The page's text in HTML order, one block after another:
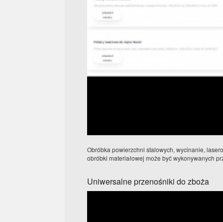
Obróbka powierzchni stalowych, wycinanie,
obróbki materiałowej może być wykonywanych
Uniwersalne przenośniki do zboża